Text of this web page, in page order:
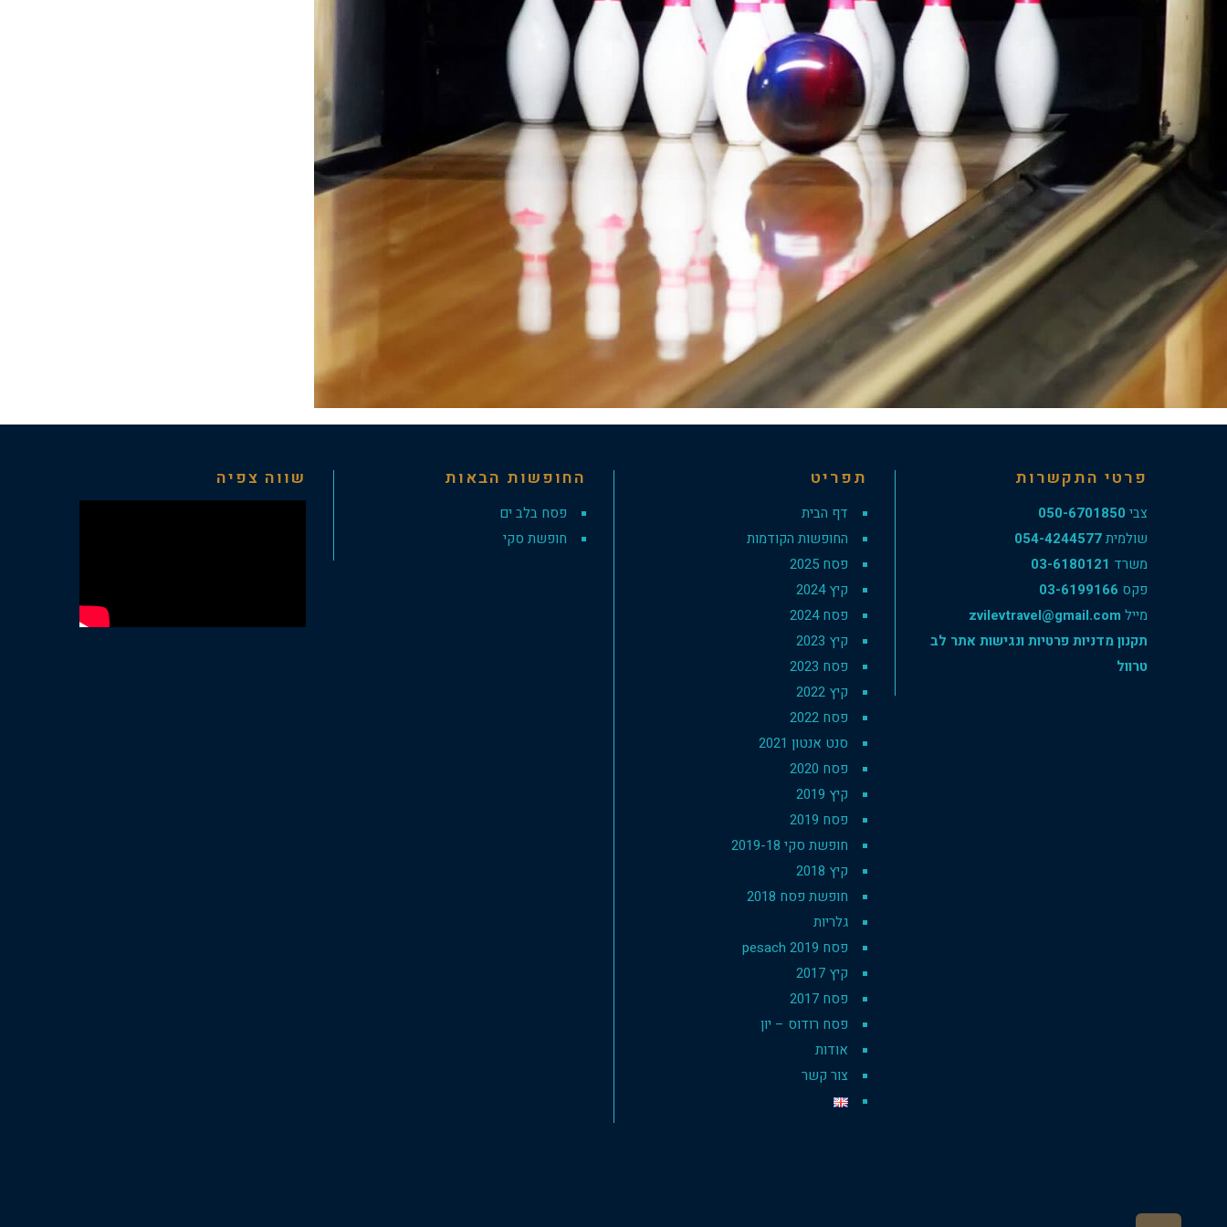
פרטי התקשרות
צבי 050-6701850
שולמית054-4244577
משרד 03-6180121
פקס 03-6199166
מייל zvilevtravel@gmail.com
תקנון מדניות פרטיות ונגישות אתר לב
טרוול
תפריט
דף הבית
החופשות הקודמות
פסח 2025
קיץ 2024
פסח 2024
קיץ 2023
פסח 2023
קיץ 2022
פסח 2022
סנט אנטון 2021
פסח 2020
קיץ 2019
פסח 2019
חופשת סקי 2019-18
קיץ 2018
חופשת פסח 2018
גלריות
פסח 2019 pesach
קיץ 2017
פסח 2017
פסח רודוס – יון
אודות
צור קשר
החופשות הבאות
פסח בלב ים
חופשת סקי
שווה צפיה